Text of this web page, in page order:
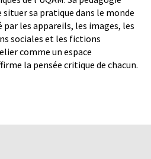
situer sa pratique dans le monde
les appareils, les images, les
sociales et les fictions
comme un espace
la pensée critique de chacun.